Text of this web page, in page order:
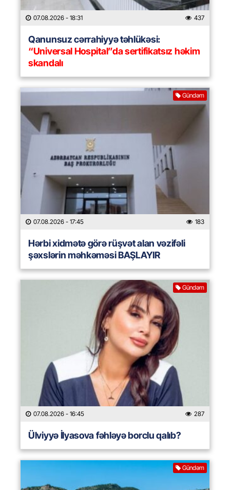
07.08.2026 - 18:31 437
Qanunsuz cərrahiyyə təhlükəsi:
“Universal Hospital”da sertifikatsız həkim
skandalı
Gündəm
07.08.2026 - 17:45 183
Hərbi xidmətə görə rüşvət alan vəzifəli
şəxslərin məhkəməsi BAŞLAYIR
Gündəm
07.08.2026 - 16:45 287
Ülviyyə İlyasova fəhləyə borclu qalıb?
Gündəm